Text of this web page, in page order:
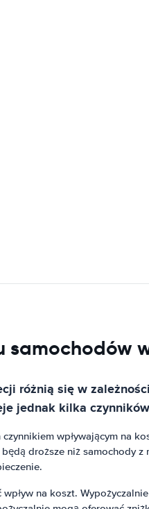
różnią się w
jednak kilka
wpływającym na
droższe niż samochody
na koszt.